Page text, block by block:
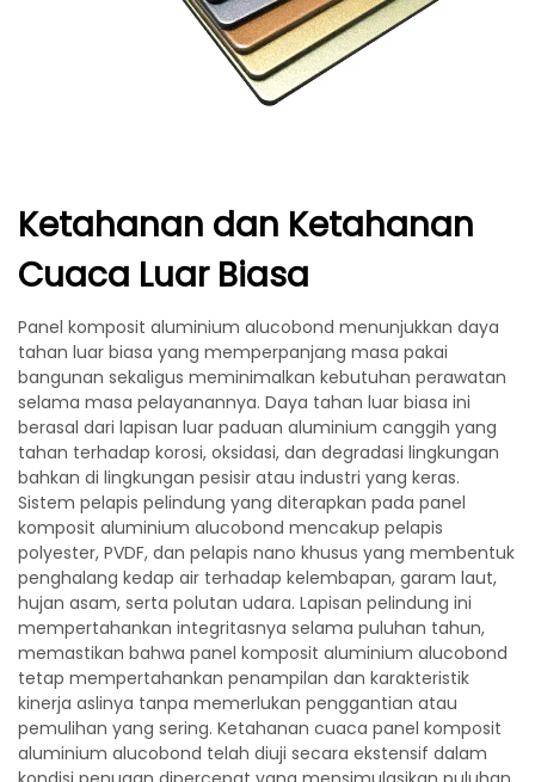
Ketahanan dan Ketahanan
Cuaca Luar Biasa
Panel komposit aluminium alucobond menunjukkan daya
tahan luar biasa yang memperpanjang masa pakai
bangunan sekaligus meminimalkan kebutuhan perawatan
selama masa pelayanannya. Daya tahan luar biasa ini
berasal dari lapisan luar paduan aluminium canggih yang
tahan terhadap korosi, oksidasi, dan degradasi lingkungan
bahkan di lingkungan pesisir atau industri yang keras.
Sistem pelapis pelindung yang diterapkan pada panel
komposit aluminium alucobond mencakup pelapis
polyester, PVDF, dan pelapis nano khusus yang membentuk
penghalang kedap air terhadap kelembapan, garam laut,
hujan asam, serta polutan udara. Lapisan pelindung ini
mempertahankan integritasnya selama puluhan tahun,
memastikan bahwa panel komposit aluminium alucobond
tetap mempertahankan penampilan dan karakteristik
kinerja aslinya tanpa memerlukan penggantian atau
pemulihan yang sering. Ketahanan cuaca panel komposit
aluminium alucobond telah diuji secara ekstensif dalam